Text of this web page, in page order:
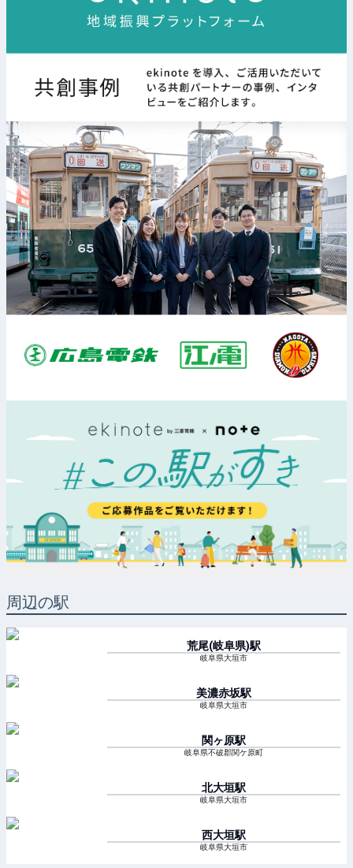
周辺の駅
荒尾(岐阜県)駅
岐阜県大垣市
美濃赤坂駅
岐阜県大垣市
関ヶ原駅
岐阜県不破郡関ケ原町
北大垣駅
岐阜県大垣市
西大垣駅
岐阜県大垣市